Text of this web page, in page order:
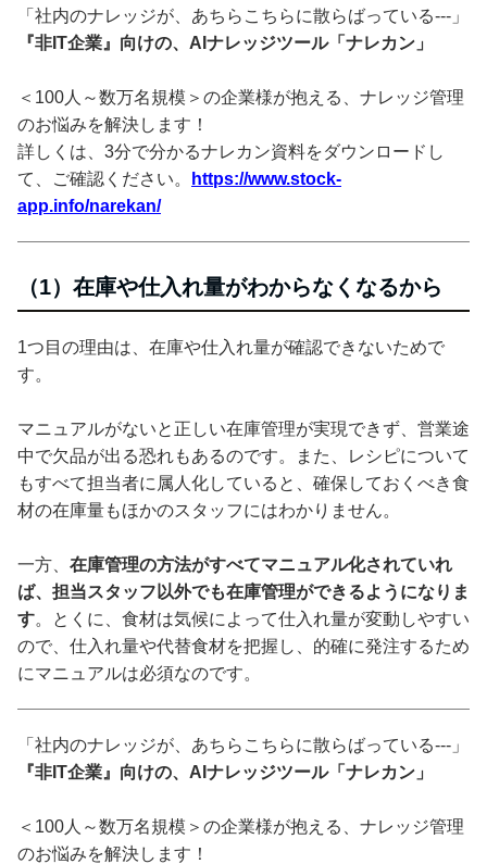
「社内のナレッジが、あちらこちらに散らばっている---」
『非IT企業』向けの、AIナレッジツール「ナレカン」
＜100人～数万名規模＞の企業様が抱える、ナレッジ管理
のお悩みを解決します！
詳しくは、3分で分かるナレカン資料をダウンロードし
て、ご確認ください。
https://www.stock-
app.info/narekan/
（1）在庫や仕入れ量がわからなくなるから
1つ目の理由は、在庫や仕入れ量が確認できないためで
す。
マニュアルがないと正しい在庫管理が実現できず、営業途
中で欠品が出る恐れもあるのです。また、レシピについて
もすべて担当者に属人化していると、確保しておくべき食
材の在庫量もほかのスタッフにはわかりません。
一方、 在庫管理の方法がすべてマニュアル化されていれ
ば、担当スタッフ以外でも在庫管理ができるようになりま
す。とくに、食材は気候によって仕入れ量が変動しやすい
ので、仕入れ量や代替食材を把握し、的確に発注するため
にマニュアルは必須なのです。
「社内のナレッジが、あちらこちらに散らばっている---」
『非IT企業』向けの、AIナレッジツール「ナレカン」
＜100人～数万名規模＞の企業様が抱える、ナレッジ管理
のお悩みを解決します！